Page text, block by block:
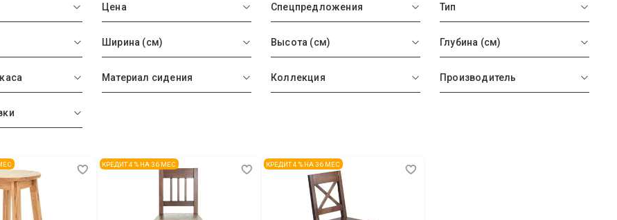
Цена Спецпредложения Тип
Ширина (см) Высота (см) Глубина (см)
Материал сидения Коллекция Производитель
КРЕДИТ 4 % НА 36 МЕС КРЕДИТ 4 % НА 36 МЕС